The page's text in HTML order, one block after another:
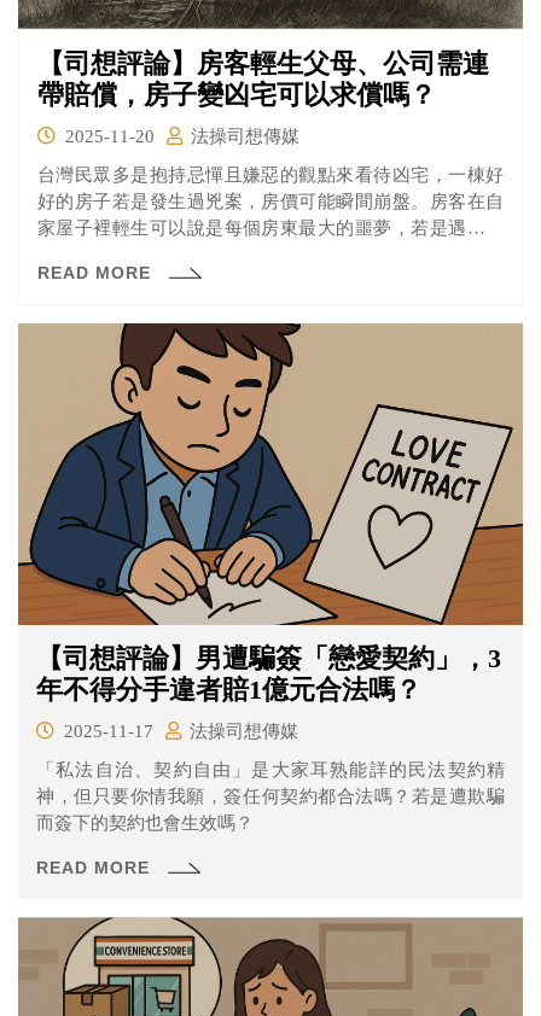
【司想評論】房客輕生父母、公司需連
帶賠償，房子變凶宅可以求償嗎？
2025-11-20
法操司想傳媒
台灣民眾多是抱持忌憚且嫌惡的觀點來看待凶宅，一棟好
好的房子若是發生過兇案，房價可能瞬間崩盤。房客在自
家屋子裡輕生可以說是每個房東最大的噩夢，若是遇到類
READ MORE
【司想評論】男遭騙簽「戀愛契約」，3
年不得分手違者賠1億元合法嗎？
2025-11-17
法操司想傳媒
「私法自治、契約自由」是大家耳熟能詳的民法契約精
神，但只要你情我願，簽任何契約都合法嗎？若是遭欺騙
而簽下的契約也會生效嗎？
READ MORE